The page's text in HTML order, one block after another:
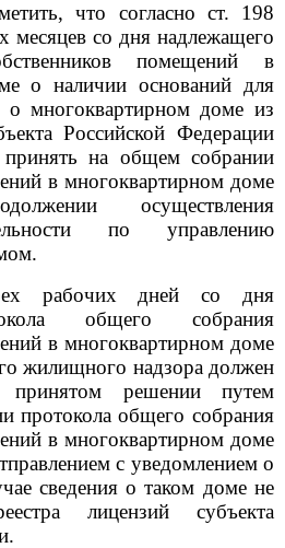
что согласно ст. 198
со дня надлежащего
помещений в
о наличии оснований для
о многоквартирном доме из
Российской Федерации
принять на общем собрании
в многоквартирном доме
осуществления
по управлению
рабочих дней со дня
общего собрания
в многоквартирном доме
жилищного надзора должен
решении путем
протокола общего собрания
в многоквартирном доме
с уведомлением о
сведения о таком доме не
лицензий субъекта